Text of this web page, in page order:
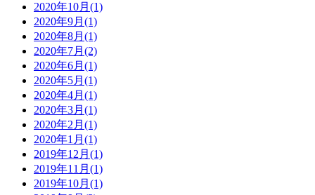
2020年10月(1)
2020年9月(1)
2020年8月(1)
2020年7月(2)
2020年6月(1)
2020年5月(1)
2020年4月(1)
2020年3月(1)
2020年2月(1)
2020年1月(1)
2019年12月(1)
2019年11月(1)
2019年10月(1)